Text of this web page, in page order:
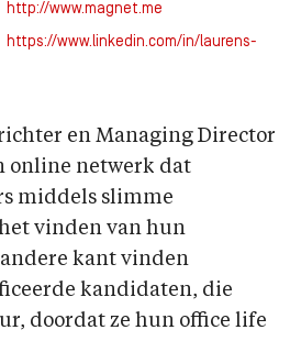
http://www.magnet.me
https://www.linkedin.com/in/laurens-
en Managing Director
online netwerk dat
middels slimme
vinden van hun
kant vinden
kandidaten, die
doordat ze hun office life